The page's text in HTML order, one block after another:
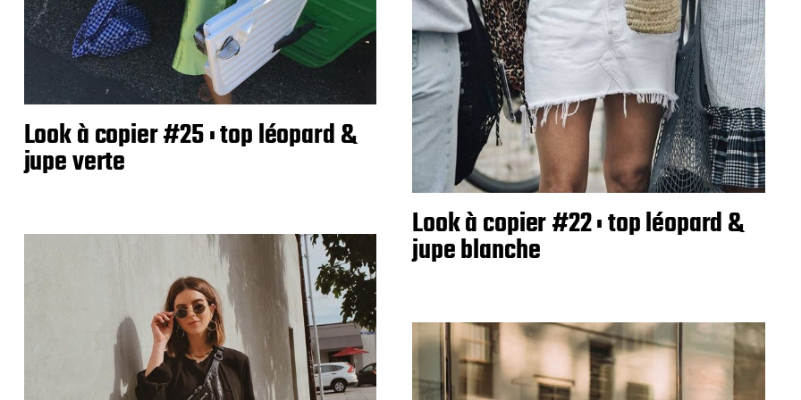
Look à copier #25 : top léopard &
jupe verte
Look à copier #22 : top léopard &
jupe blanche